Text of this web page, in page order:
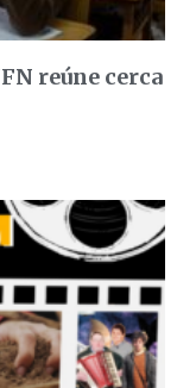
reúne cerca